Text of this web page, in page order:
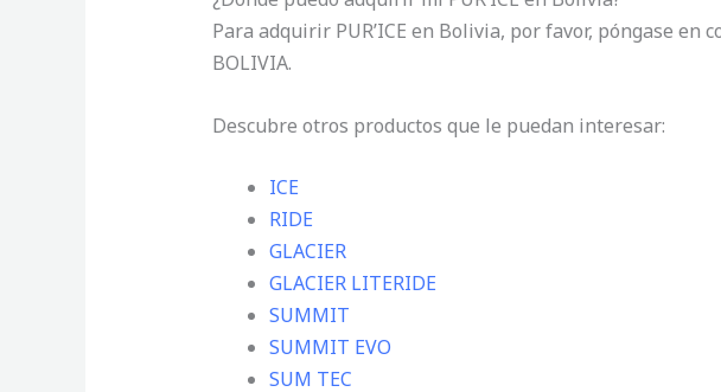
Para adquirir PUR’ICE en Bolivia, por favor, póngase en
BOLIVIA.
Descubre otros productos que le puedan interesar:
ICE
RIDE
GLACIER
GLACIER LITERIDE
SUMMIT
SUMMIT EVO
SUM TEC